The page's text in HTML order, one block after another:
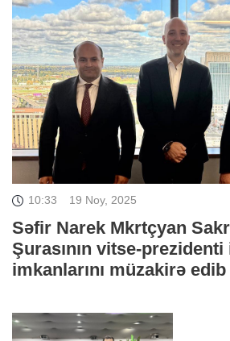
10:33 19 Noy, 2025
Səfir Narek Mkrtçyan
Şurasının vitse-prezidenti
imkanlarını müzakirə edib